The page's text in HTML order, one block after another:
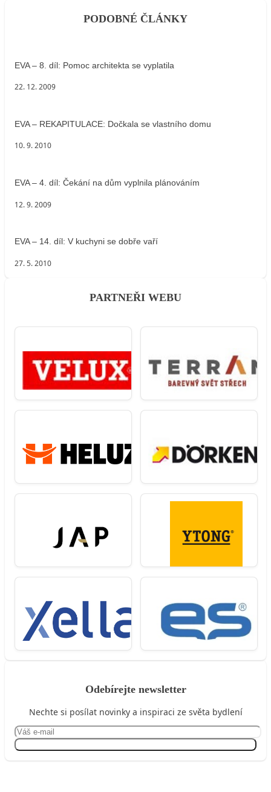
PODOBNÉ ČLÁNKY
EVA – 8. díl: Pomoc architekta se vyplatila
22. 12. 2009
EVA – REKAPITULACE: Dočkala se vlastního domu
10. 9. 2010
EVA – 4. díl: Čekání na dům vyplnila plánováním
12. 9. 2009
EVA – 14. díl: V kuchyni se dobře vaří
27. 5. 2010
PARTNEŘI WEBU
Odebírejte newsletter
Nechte si posílat novinky a inspiraci ze světa bydlení